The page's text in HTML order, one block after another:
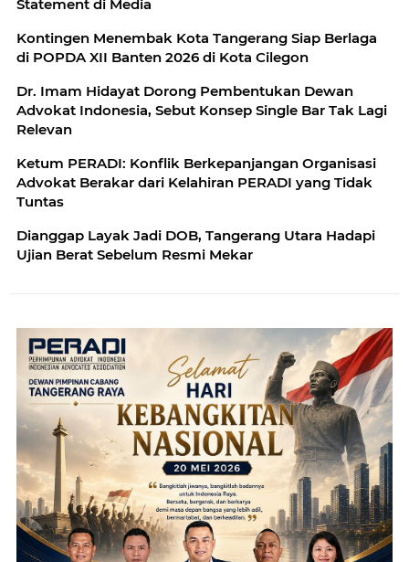
Statement di Media
Kontingen Menembak Kota Tangerang Siap Berlaga
di POPDA XII Banten 2026 di Kota Cilegon
Dr. Imam Hidayat Dorong Pembentukan Dewan
Advokat Indonesia, Sebut Konsep Single Bar Tak Lagi
Relevan
Ketum PERADI: Konflik Berkepanjangan Organisasi
Advokat Berakar dari Kelahiran PERADI yang Tidak
Tuntas
Dianggap Layak Jadi DOB, Tangerang Utara Hadapi
Ujian Berat Sebelum Resmi Mekar